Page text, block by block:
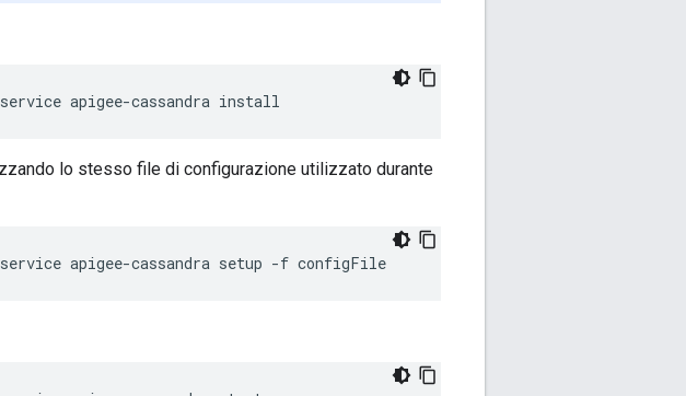
apigee-cassandra install
lo stesso file di configurazione utilizzato durante
apigee-cassandra setup -f configFile